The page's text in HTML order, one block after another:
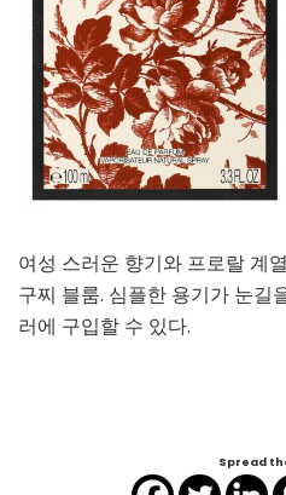
여성 스러운 향기와 프로랄 계
구찌 블룸. 심플한 용기가 눈길
러에 구입할 수 있다.
Spread